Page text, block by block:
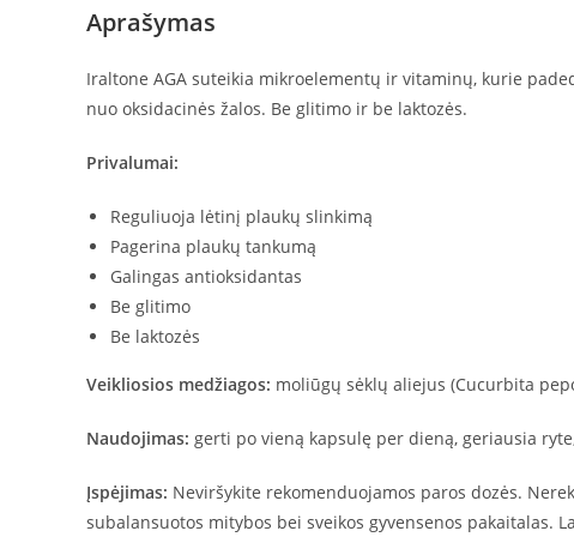
Aprašymas
Iraltone AGA suteikia mikroelementų ir vitaminų, kurie
nuo oksidacinės žalos. Be glitimo ir be laktozės.
Privalumai:
Reguliuoja lėtinį plaukų slinkimą
Pagerina plaukų tankumą
Galingas antioksidantas
Be glitimo
Be laktozės
Veikliosios medžiagos: moliūgų sėklų aliejus (Cucurbita
Naudojimas: gerti po vieną kapsulę per dieną, geriausia
Įspėjimas: Neviršykite rekomenduojamos paros dozės.
subalansuotos mitybos bei sveikos gyvensenos pakaitalas.